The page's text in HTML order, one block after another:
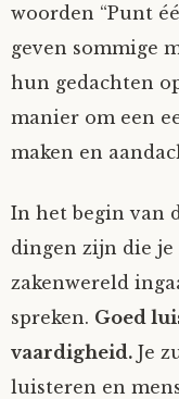
woorden “Punt
geven sommige
hun gedachten
manier om een
maken en
In het begin van
dingen zijn die
zakenwereld
spreken. Goed
vaardigheid. Je
luisteren en